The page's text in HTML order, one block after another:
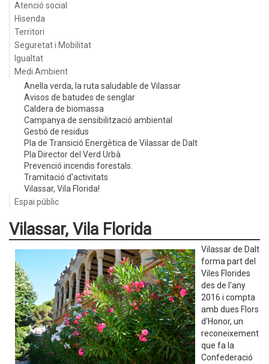
Atenció social
Hisenda
Territori
Seguretat i Mobilitat
Igualtat
Medi Ambient
Anella verda, la ruta saludable de Vilassar
Avisos de batudes de senglar
Caldera de biomassa
Campanya de sensibilització ambiental
Gestió de residus
Pla de Transició Energètica de Vilassar de Dalt
Pla Director del Verd Urbà
Prevenció incendis forestals.
Tramitació d'activitats
Vilassar, Vila Florida!
Espai públic
Vilassar, Vila Florida
Vilassar de Dalt
forma part del
Viles Florides
des de l'any
2016 i compta
amb dues Flors
d'Honor, un
reconeixement
que fa la
Confederació